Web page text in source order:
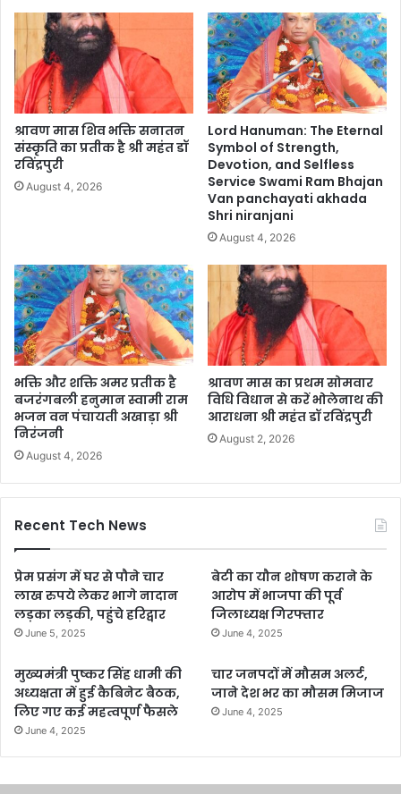
श्रावण मास शिव भक्ति सनातन
संस्कृति का प्रतीक है श्री महंत डॉ
रविंद्रपुरी
August 4, 2026
Lord Hanuman: The Eternal
Symbol of Strength,
Devotion, and Selfless
Service Swami Ram Bhajan
Van panchayati akhada
Shri niranjani
August 4, 2026
भक्ति और शक्ति अमर प्रतीक है
बजरंगबली हनुमान स्वामी राम
भजन वन पंचायती अखाड़ा श्री
निरंजनी
August 4, 2026
श्रावण मास का प्रथम सोमवार
विधि विधान से करें भोलेनाथ की
आराधना श्री महंत डॉ रविंद्रपुरी
August 2, 2026
Recent Tech News
प्रेम प्रसंग में घर से पौने चार
लाख रुपये लेकर भागे नादान
लड़का लड़की, पहुंचे हरिद्वार
June 5, 2025
बेटी का यौन शोषण कराने के
आरोप में भाजपा की पूर्व
जिलाध्यक्ष गिरफ्तार
June 4, 2025
मुख्यमंत्री पुष्कर सिंह धामी की
अध्यक्षता में हुई कैबिनेट बैठक,
लिए गए कई महत्वपूर्ण फैसले
June 4, 2025
चार जनपदों में मौसम अलर्ट,
जाने देश भर का मौसम मिजाज
June 4, 2025